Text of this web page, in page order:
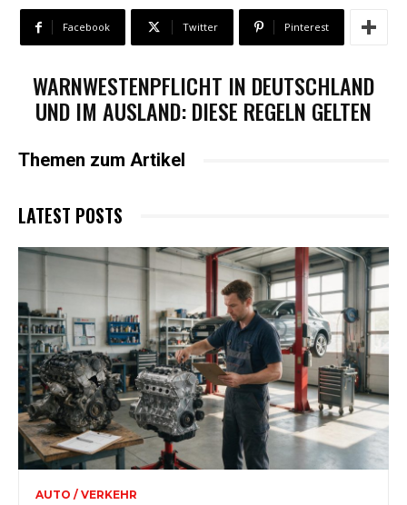
Facebook Twitter Pinterest
WARNWESTENPFLICHT IN DEUTSCHLAND
UND IM AUSLAND: DIESE REGELN GELTEN
Themen zum Artikel
LATEST POSTS
AUTO / VERKEHR